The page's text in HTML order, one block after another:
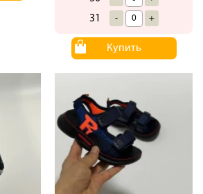
31 - +
Купить